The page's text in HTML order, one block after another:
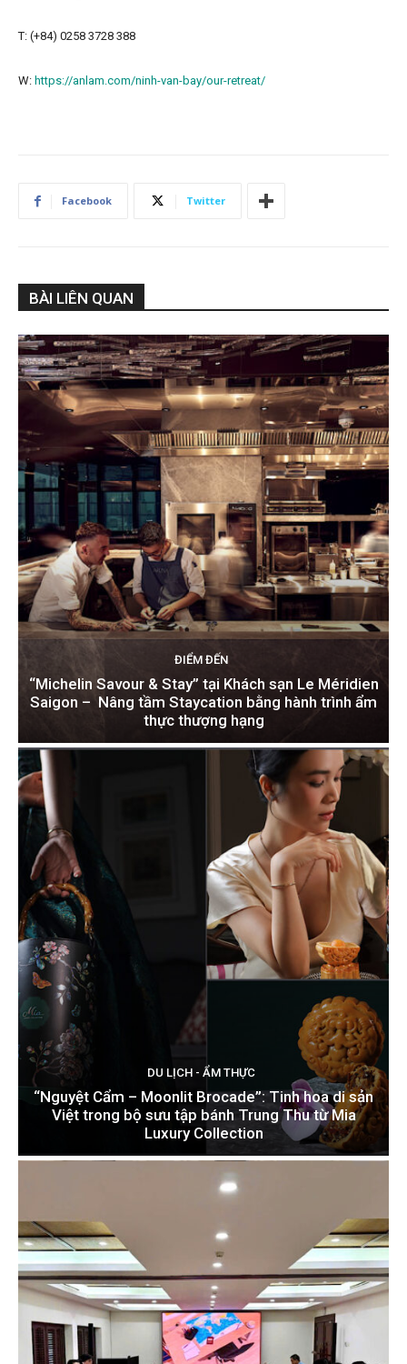
T: (+84) 0258 3728 388
W: https://anlam.com/ninh-van-bay/our-retreat/
Facebook Twitter
BÀI LIÊN QUAN
ĐIỂM ĐẾN
“Michelin Savour & Stay” tại Khách sạn Le Méridien
Saigon – Nâng tầm Staycation bằng hành trình ẩm
thực thượng hạng
DU LỊCH - ẨM THỰC
“Nguyệt Cẩm – Moonlit Brocade”: Tinh hoa di sản
Việt trong bộ sưu tập bánh Trung Thu từ Mia
Luxury Collection